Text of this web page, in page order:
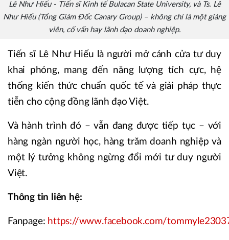
Lê Như Hiếu - Tiến sĩ Kinh tế Bulacan State University, và Ts. Lê
Như Hiếu (Tổng Giám Đốc Canary Group) – không chỉ là một giảng
viên, cố vấn hay lãnh đạo doanh nghiệp.
Tiến sĩ Lê Như Hiếu là người mở cánh cửa tư duy
khai phóng, mang đến năng lượng tích cực, hệ
thống kiến thức chuẩn quốc tế và giải pháp thực
tiễn cho cộng đồng lãnh đạo Việt.
Và hành trình đó – vẫn đang được tiếp tục – với
hàng ngàn người học, hàng trăm doanh nghiệp và
một lý tưởng không ngừng đổi mới tư duy người
Việt.
Thông tin liên hệ:
Fanpage: https://www.facebook.com/